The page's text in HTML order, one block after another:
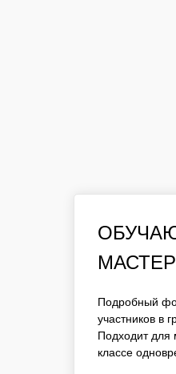
ЧАС. ДО 15
ПОДХОДИТ
УЧАСТИЕ В
Подробный
участников в
Подходит для
классе